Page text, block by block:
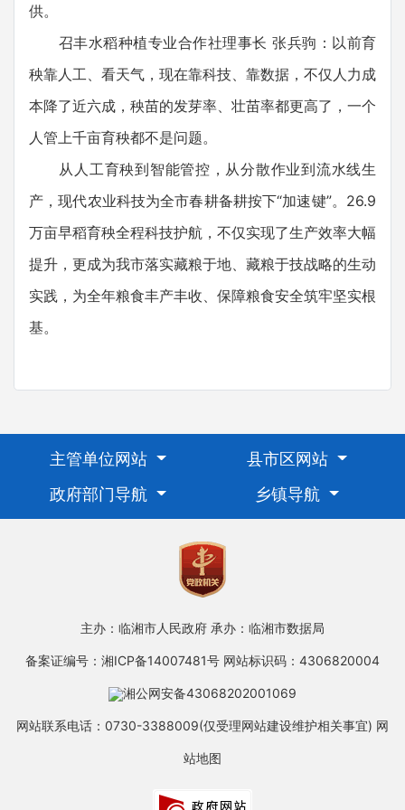
供。
召丰水稻种植专业合作社理事长 张兵驹：以前育
秧靠人工、看天气，现在靠科技、靠数据，不仅人力成
本降了近六成，秧苗的发芽率、壮苗率都更高了，一个
人管上千亩育秧都不是问题。
从人工育秧到智能管控，从分散作业到流水线生
产，现代农业科技为全市春耕备耕按下“加速键”。26.9
万亩早稻育秧全程科技护航，不仅实现了生产效率大幅
提升，更成为我市落实藏粮于地、藏粮于技战略的生动
实践，为全年粮食丰产丰收、保障粮食安全筑牢坚实根
基。
主管单位网站
县市区网站
政府部门导航
乡镇导航
主办：临湘市人民政府 承办：临湘市数据局
备案证编号：湘ICP备14007481号 网站标识码：4306820004
湘公网安备43068202001069
网站联系电话：0730-3388009(仅受理网站建设维护相关事宜) 网
站地图